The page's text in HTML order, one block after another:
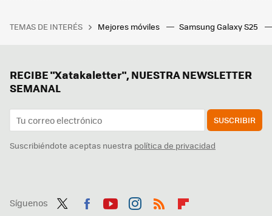
TEMAS DE INTERÉS Mejores móviles Samsung Galaxy S25
RECIBE "Xatakaletter", NUESTRA NEWSLETTER
SEMANAL
SUSCRIBIR
Suscribiéndote aceptas nuestra política de privacidad
Síguenos